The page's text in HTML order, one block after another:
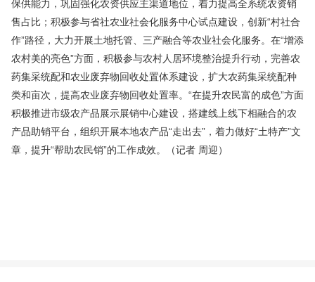
保供能力，巩固强化农资供应主渠道地位，着力提高全系统农资销
售占比；积极参与省社农业社会化服务中心试点建设，创新“村社合
作”路径，大力开展土地托管、三产融合等农业社会化服务。在“增添
农村美的亮色”方面，积极参与农村人居环境整治提升行动，完善农
药集采统配和农业废弃物回收处置体系建设，扩大农药集采统配种
类和亩次，提高农业废弃物回收处置率。“在提升农民富的成色”方面
积极推进市级农产品展示展销中心建设，搭建线上线下相融合的农
产品助销平台，组织开展本地农产品“走出去”，着力做好“土特产”文
章，提升“帮助农民销”的工作成效。（记者 周迎）